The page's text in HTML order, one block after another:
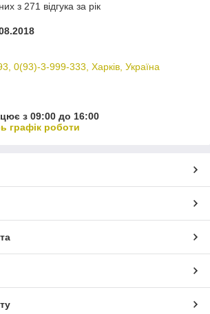
з 271 відгука за рік
0(93)-3-999-333, Харків, Україна
з 09:00 до 16:00
графік роботи